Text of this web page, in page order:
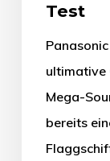
Test
ultimative
Mega-
bereits